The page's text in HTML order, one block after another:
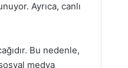
Ayrıca, canlı
Bu nedenle,
medya